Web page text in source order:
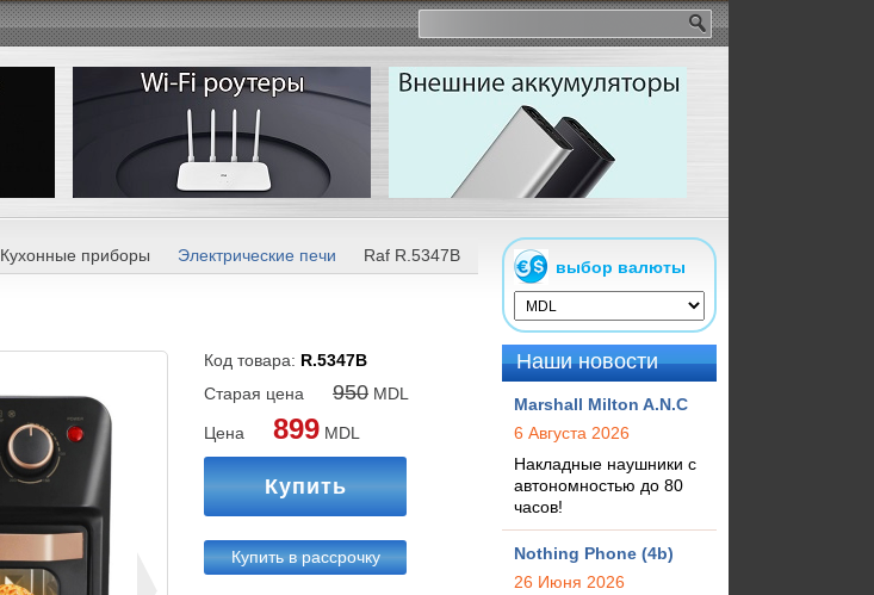
Кухонные приборы Электрические печи Raf R.5347B
Код товара: R.5347B
Старая цена
950 MDL
Цена 899 MDL
Купить
Купить в рассрочку
выбор валюты
Наши новости
Marshall Milton A.N.C
6 Августа 2026
Накладные наушники с
автономностью до 80
часов!
Nothing Phone (4b)
26 Июня 2026